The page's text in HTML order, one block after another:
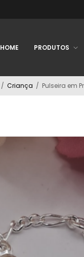
HOME PRODUTOS
/ Criança / Pulseira em